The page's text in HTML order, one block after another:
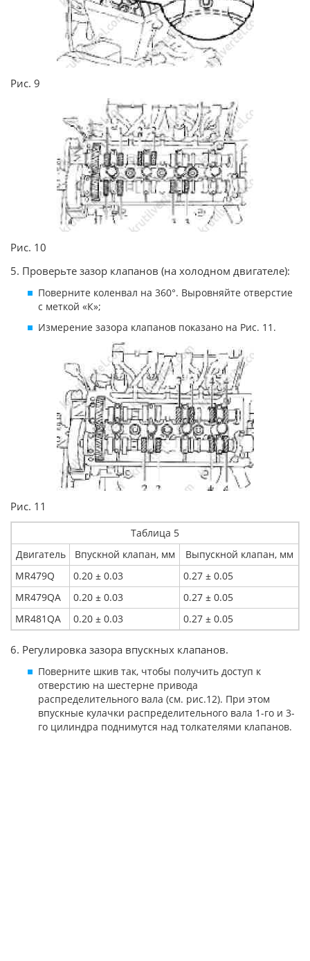
Рис. 9
Рис. 10
5. Проверьте зазор клапанов (на холодном двигателе):
Поверните коленвал на 360°. Выровняйте отверстие
с меткой «К»;
Измерение зазора клапанов показано на Рис. 11.
Рис. 11
Таблица 5
Двигатель
Впускной клапан, мм
Выпускной клапан, мм
MR479Q
0.20 ± 0.03
0.27 ± 0.05
MR479QA
0.20 ± 0.03
0.27 ± 0.05
MR481QA
0.20 ± 0.03 0.27 ± 0.05
6. Регулировка зазора впускных клапанов.
Поверните шкив так, чтобы получить доступ к
отверстию на шестерне привода
распределительного вала (см. рис.12). При этом
впускные кулачки распределительного вала 1-го и 3-
го цилиндра поднимутся над толкателями клапанов.